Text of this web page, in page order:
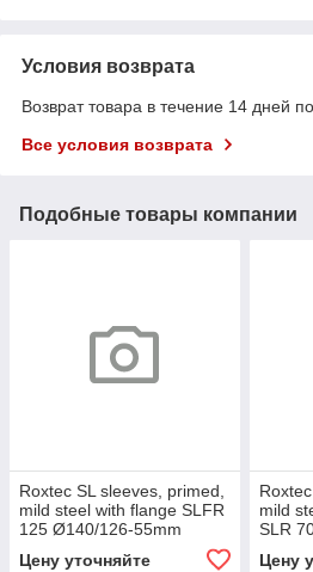
Условия возврата
Возврат товара в течение 14 дней
Все условия возврата
Подобные товары компании
Roxtec SL sleeves, primed,
mild steel with flange SLFR
125 Ø140/126-55mm
Цену уточняйте
mild
SLR
Цену